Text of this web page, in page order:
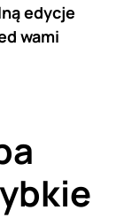
edycje
wami